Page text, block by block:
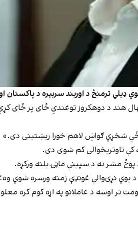
ډیلي ترمنځ د اوربند سربېره د
هند د دوهکروز توغندي ځای پر ځای
شخړې ګواښ لاهم خورا ریښتینی دی.»
کې تاوتریخوالی کم شوی دی.
مشر ته د سپینې ماڼۍ بلنه ورکړه.
یوې نړۍوالې غونډې ژمنه ورسره شوې
تر اوسه د عاملانو په اړه کوم کره